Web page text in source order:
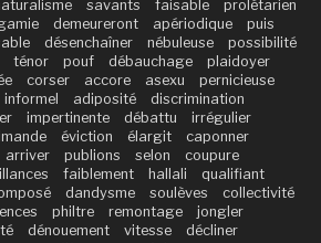
savants faisable
prolétarien
demeureront apériodique
puis
désenchaîner nébuleuse
possibilité
ténor pouf débauchage
plaidoyer
corser accore asexu
pernicieuse
informel adiposité
discrimination
impertinente débattu
irrégulier
éviction élargit
caponner
arriver publions selon
coupure
faiblement hallali
qualifiant
dandysme soulèves
collectivité
philtre remontage
jongler
dénouement vitesse
décliner